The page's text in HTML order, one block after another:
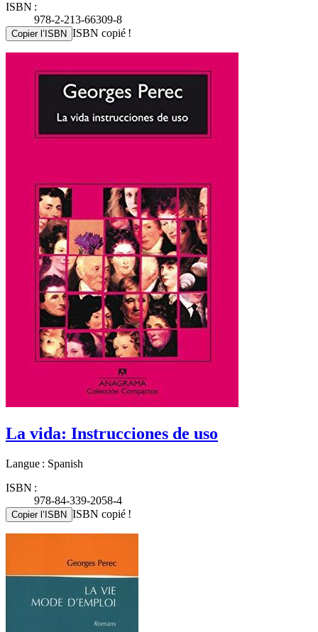
ISBN :
978-2-213-66309-8
Copier l’ISBN ISBN copié !
La vida: Instrucciones de uso
Langue : Spanish
ISBN :
978-84-339-2058-4
Copier l’ISBN ISBN copié !